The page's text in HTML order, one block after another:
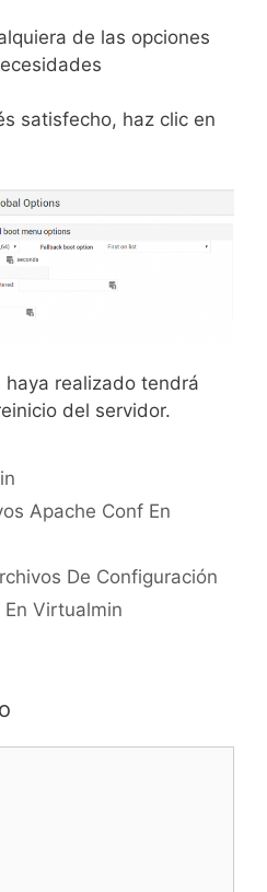
de las opciones
satisfecho, haz clic en
haya realizado tendrá
del servidor.
Apache Conf En
De Configuración
En Virtualmin